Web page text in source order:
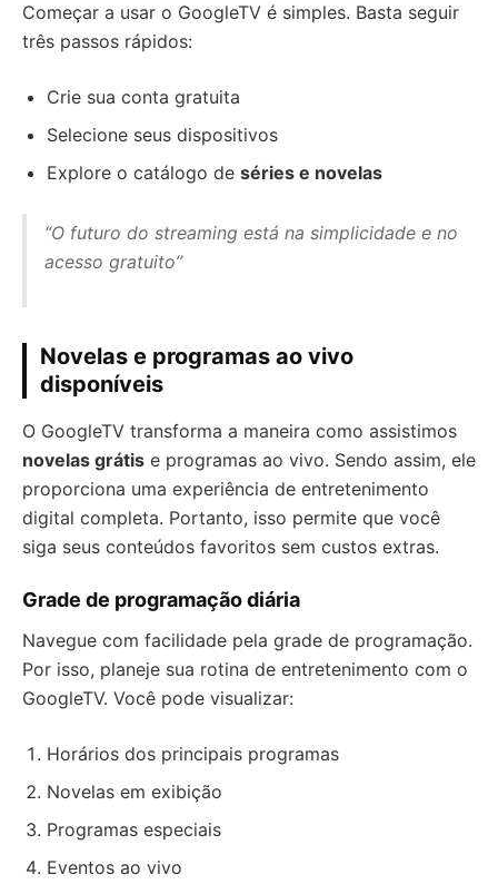
Começar a usar o GoogleTV é simples. Basta seguir
três passos rápidos:
Crie sua conta gratuita
Selecione seus dispositivos
Explore o catálogo de séries e novelas
“O futuro do streaming está na simplicidade e no
acesso gratuito”
Novelas e programas ao vivo
disponíveis
O GoogleTV transforma a maneira como assistimos
novelas grátis e programas ao vivo. Sendo assim, ele
proporciona uma experiência de entretenimento
digital completa. Portanto, isso permite que você
siga seus conteúdos favoritos sem custos extras.
Grade de programação diária
Navegue com facilidade pela grade de programação.
Por isso, planeje sua rotina de entretenimento com o
GoogleTV. Você pode visualizar:
Horários dos principais programas
Novelas em exibição
Programas especiais
Eventos ao vivo